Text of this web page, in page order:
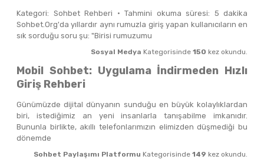
Kategori: Sohbet Rehberi · Tahmini okuma süresi: 5 dakika
Sohbet.Org'da yıllardır aynı rumuzla giriş yapan kullanıcıların en
sık sorduğu soru şu: "Birisi rumuzumu
Sosyal Medya Kategorisinde 150 kez okundu.
Mobil Sohbet: Uygulama İndirmeden Hızlı
Giriş Rehberi
Günümüzde dijital dünyanın sunduğu en büyük kolaylıklardan
biri, istediğimiz an yeni insanlarla tanışabilme imkanıdır.
Bununla birlikte, akıllı telefonlarımızın elimizden düşmediği bu
dönemde
Sohbet Paylaşımı Platformu Kategorisinde 149 kez okundu.